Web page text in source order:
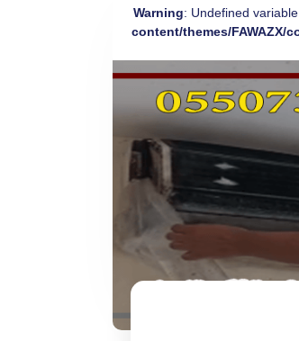
Warning: Undefined
content/themes/FAWAZX/